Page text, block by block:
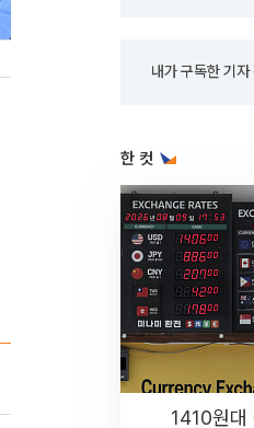
내가 구독한 기자
한 컷
1410원대